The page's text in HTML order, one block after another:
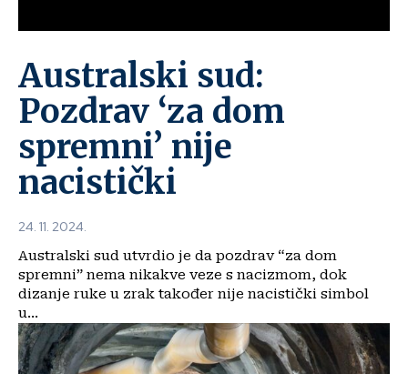
Australski sud:
Pozdrav ‘za dom
spremni’ nije
nacistički
24. 11. 2024.
Australski sud utvrdio je da pozdrav “za dom
spremni” nema nikakve veze s nacizmom, dok
dizanje ruke u zrak također nije nacistički simbol
u...